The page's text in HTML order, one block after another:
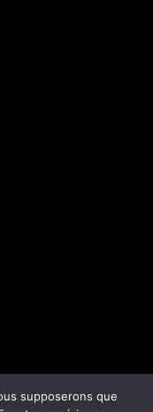
supposerons que